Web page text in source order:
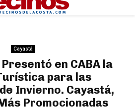
Cayastá
en CABA la
para las
Invierno. Cayastá,
Promocionadas